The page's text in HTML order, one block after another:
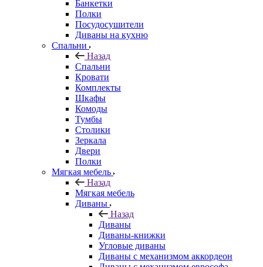
Банкетки
Полки
Посудосушители
Диваны на кухню
Спальни
Назад
Спальни
Кровати
Комплекты
Шкафы
Комоды
Тумбы
Столики
Зеркала
Двери
Полки
Мягкая мебель
Назад
Мягкая мебель
Диваны
Назад
Диваны
Диваны-книжки
Угловые диваны
Диваны с механизмом аккордеон